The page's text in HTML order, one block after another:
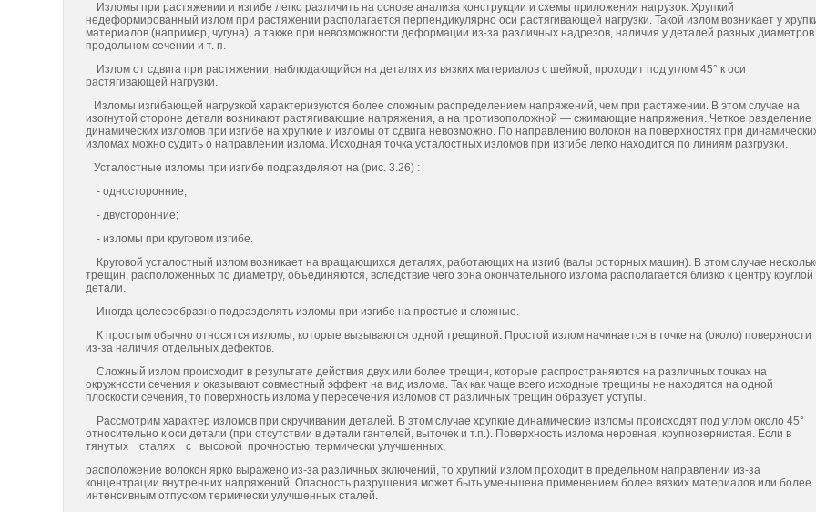
Изломы при растяжении и изгибе легко различить на основе анализа конструкции и схемы приложения нагрузок. Хрупкий
недеформированный излом при растяжении располагается перпендикулярно оси растягивающей нагрузки. Такой излом возникает у
материалов (например, чугуна), а также при невозможности деформации из-за различных надрезов, наличия у деталей разных диаметров
продольном сечении и т. п.
Излом от сдвига при растяжении, наблюдающийся на деталях из вязких материалов с шейкой, проходит под углом 45° к оси
растягивающей нагрузки.
Изломы изгибающей нагрузкой характеризуются более сложным распределением напряжений, чем при растяжении. В этом случае на
изогнутой стороне детали возникают растягивающие напряжения, а на противоположной — сжимающие напряжения. Четкое разделение
динамических изломов при изгибе на хрупкие и изломы от сдвига невозможно. По направлению волокон на поверхностях при
изломах можно судить о направлении излома. Исходная точка усталостных изломов при изгибе легко находится по линиям разгрузки.
Усталостные изломы при изгибе подразделяют на (рис. 3.26) :
- односторонние;
- двусторонние;
- изломы при круговом изгибе.
Круговой усталостный излом возникает на вращающихся деталях, работающих на изгиб (валы роторных машин). В этом случае
трещин, расположенных по диаметру, объединяются, вследствие чего зона окончательного излома располагается близко к центру круглой
детали.
Иногда целесообразно подразделять изломы при изгибе на простые и сложные.
К простым обычно относятся изломы, которые вызываются одной трещиной. Простой излом начинается в точке на (около) поверхности
из-за наличия отдельных дефектов.
Сложный излом происходит в результате действия двух или более трещин, которые распространяются на различных точках на
окружности сечения и оказывают совместный эффект на вид излома. Так как чаще всего исходные трещины не находятся на одной
плоскости сечения, то поверхность излома у пересечения изломов от различных трещин образует уступы.
Рассмотрим характер изломов при скручивании деталей. В этом случае хрупкие динамические изломы происходят под углом около 45°
относительно к оси детали (при отсутствии в детали гантелей, выточек и т.п.). Поверхность излома неровная, крупнозернистая. Если в
тянутых сталях с высокой прочностью, термически улучшенных,
расположение волокон ярко выражено из-за различных включений, то хрупкий излом проходит в предельном направлении из-за
концентрации внутренних напряжений. Опасность разрушения может быть уменьшена применением более вязких материалов или более
интенсивным отпуском термически улучшенных сталей.